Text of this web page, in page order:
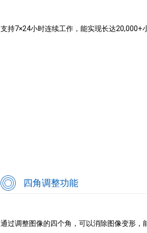
支持7×24小时连续工作，能实现长达20,000+
四角调整功能
通过调整图像的四个角，可以消除图像变形